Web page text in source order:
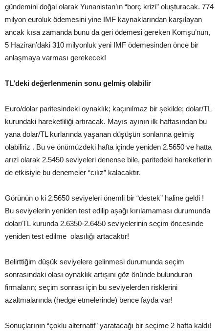
gündemini doğal olarak Yunanistan’ın “borç krizi” oluşturacak. 774
milyon euroluk ödemesini yine IMF kaynaklarından karşılayan
ancak kısa zamanda bunu da geri ödemesi gereken Komşu’nun,
5 Haziran’daki 310 milyonluk yeni IMF ödemesinden önce bir
anlaşmaya varması gerekecek!
TL’deki değerlenmenin sonu gelmiş olabilir
Euro/dolar paritesindeki oynaklık; kaçınılmaz bir şekilde; dolar/TL
kurundaki hareketliliği artıracak. Mayıs ayının ilk haftasından bu
yana dolar/TL kurlarında yaşanan düşüşün sonlarına gelmiş
olabiliriz . Bu ve önümüzdeki hafta içinde yeniden 2.5650 ve hatta
arızi olarak 2.5450 seviyeleri denense bile, paritedeki hareketlerin
de etkisiyle bu denemeler “cılız” kalacaktır.
Görünün o ki 2.5650 seviyeleri önemli bir “destek” haline geldi !
Bu seviyelerin yeniden test edilip aşağı kırılamaması durumunda
dolar/TL kurunda 2.6350-2.6450 seviyelerinin seçim öncesinde
yeniden test edilme olasılığı artacaktır!
Belirttiğim düşük seviyelere gelinmesi durumunda seçim
sonrasındaki olası oynaklık artışını göz önünde bulunduran
firmaların; seçim sonrası için bu seviyelerden risklerini
azaltmalarında (hedge etmelerinde) bence fayda var!
Sonuçlarının “çoklu alternatif” yaratacağı bir seçime 2 hafta kaldı!